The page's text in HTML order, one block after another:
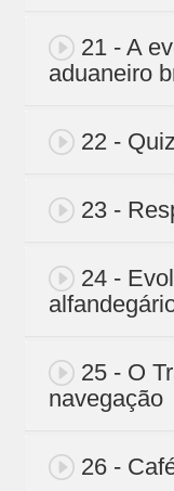
21 - A
aduaneiro
22 -
23 -
24 -
25 - O
navegação
26 -